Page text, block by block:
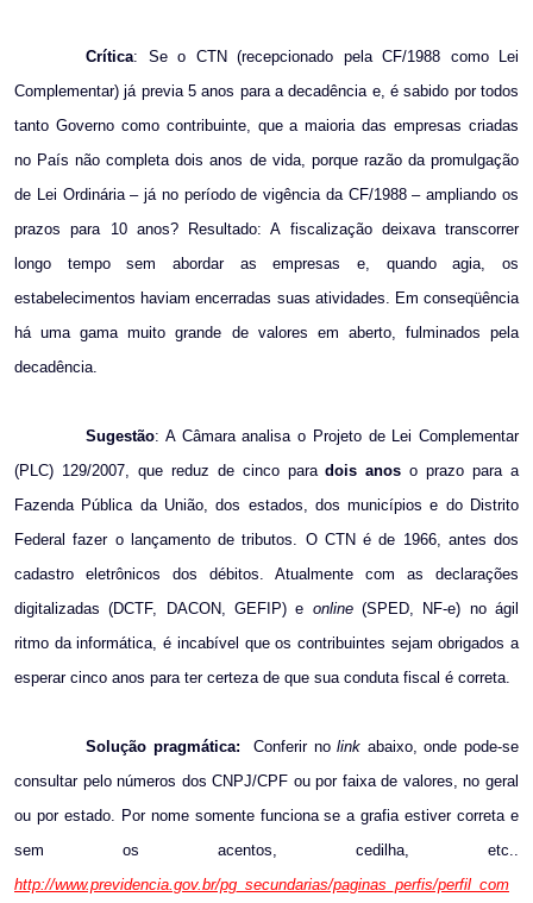
Crítica: Se o CTN (recepcionado pela CF/1988 como Lei
Complementar) já previa 5 anos para a decadência e, é sabido por todos
tanto Governo como contribuinte, que a maioria das empresas criadas
no País não completa dois anos de vida, porque razão da promulgação
de Lei Ordinária – já no período de vigência da CF/1988 – ampliando os
prazos para 10 anos? Resultado: A fiscalização deixava transcorrer
longo tempo sem abordar as empresas e, quando agia, os
estabelecimentos haviam encerradas suas atividades. Em conseqüência
há uma gama muito grande de valores em aberto, fulminados pela
decadência.
Sugestão: A Câmara analisa o Projeto de Lei Complementar
(PLC) 129/2007, que reduz de cinco paradois anos o prazo para a
Fazenda Pública da União, dos estados, dos municípios e do Distrito
Federal fazer o lançamento de tributos. O CTN é de 1966, antes dos
cadastro eletrônicos dos débitos. Atualmente com as declarações
digitalizadas (DCTF, DACON, GEFIP) e online(SPED, NF-e) no ágil
ritmo da informática, é incabível que os contribuintes sejam obrigados a
esperar cinco anos para ter certeza de que sua conduta fiscal é correta.
Solução pragmática: Conferir nolink abaixo, onde pode-se
consultar pelo números dos CNPJ/CPF ou por faixa de valores, no geral
ou por estado. Por nome somente funciona se a grafia estiver correta e
sem os acentos, cedilha, etc..
http://www.previdencia.gov.br/pg_secundarias/paginas_perfis/perfil_com